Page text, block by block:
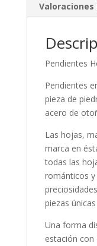
Valoraciones
Pendientes
Pendientes
pieza de
acero de
Las hojas,
marca en
todas las
románticos
piezas
Una forma
estación con